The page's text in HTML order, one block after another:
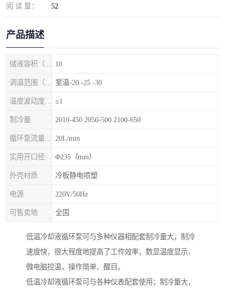
阅 读 量： 52
产品描述
10
室温-20 -25 -30
±1
制冷量 2010-450 2050-500 2100-650
20L/min
实用开口径 Φ235（mm）
外壳材质 冷板静电喷塑
电源 220V/50Hz
可售卖地 全国
低温冷却液循环泵可与多种仪器相配套制冷量大，制冷
速度快，很大程度地提高了工作效率，数显温度显示、
微电脑控温，操作简单、醒目。
低温冷却液循环泵可与各种仪表配套使用；制冷量大，